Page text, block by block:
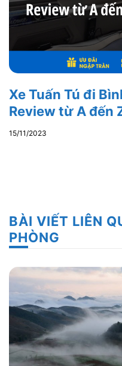
Xe Tuấn Tú đi
Review từ A đến
15/11/2023
BÀI VIẾT LIÊN
PHÒNG